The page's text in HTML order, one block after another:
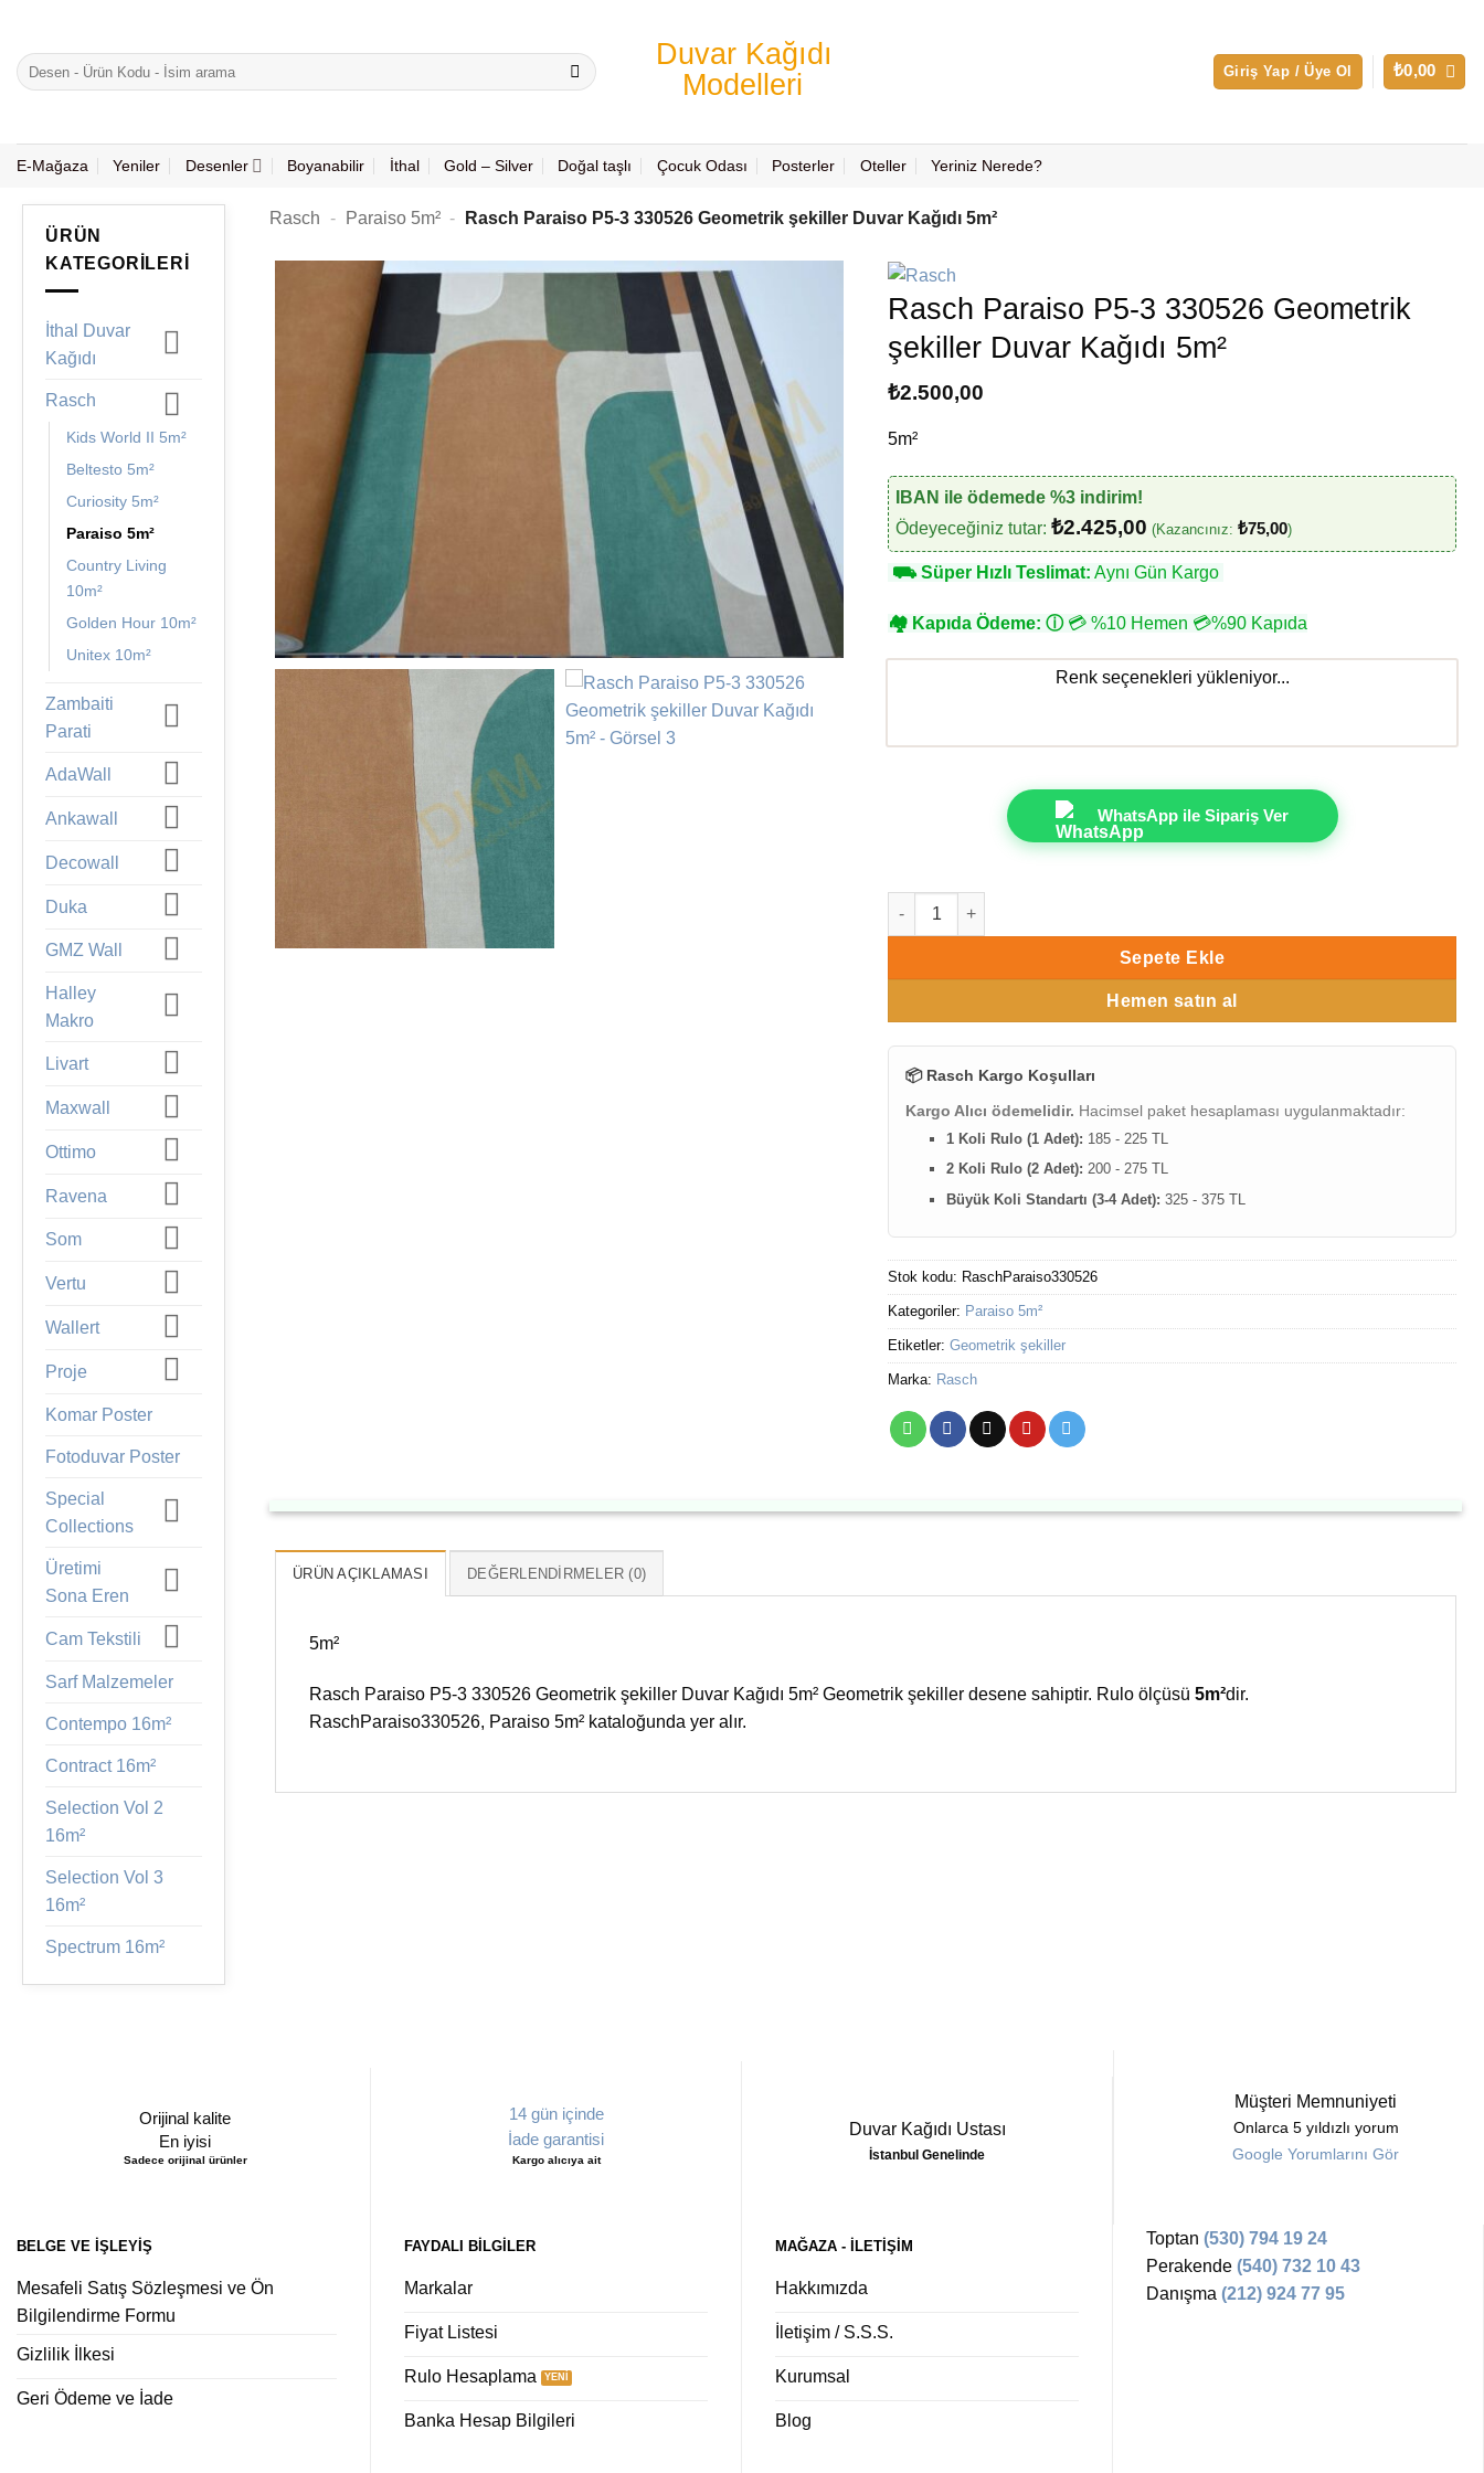
Ara:
Giriş Yap / Üye Ol ₺0,00
E-Mağaza Yeniler Desenler Boyanabilir İthal Gold – Silver Doğal taşlı Çocuk Odası Posterler Oteller Yeriniz Nerede?
ÜRÜN
KATEGORILERI
İthal Duvar
Kağıdı
Rasch
Kids World II 5m²
Beltesto 5m²
Curiosity 5m²
Paraiso 5m²
Country Living
10m²
Golden Hour 10m²
Unitex 10m²
Zambaiti
Parati
AdaWall
Ankawall
Decowall
Duka
GMZ Wall
Halley
Makro
Livart
Maxwall
Ottimo
Ravena
Som
Vertu
Wallert
Proje
Komar Poster
Fotoduvar Poster
Special
Collections
Üretimi
Sona Eren
Cam Tekstili
Sarf Malzemeler
Contempo 16m²
Contract 16m²
Selection Vol 2
16m²
Selection Vol 3
16m²
Spectrum 16m²
Rasch - Paraiso 5m² - Rasch Paraiso P5-3 330526 Geometrik şekiller Duvar Kağıdı 5m²
Rasch Paraiso P5-3 330526 Geometrik
şekiller Duvar Kağıdı 5m²
₺2.500,00
5m²
IBAN ile ödemede %3 indirim!
Ödeyeceğiniz tutar: ₺2.425,00 (Kazancınız: ₺75,00)
⛟Süper Hızlı Teslimat: Aynı Gün Kargo
🏘 Kapıda Ödeme: ⓘ💳 %10 Hemen 💳%90 Kapıda
Renk seçenekleri yükleniyor...
WhatsApp ile Sipariş Ver
Rasch Paraiso P5-3 330526 Geometrik şekiller Duvar Kağıdı 5m² adet
Sepete Ekle
Hemen satın al
📦 Rasch Kargo Koşulları
Kargo Alıcı ödemelidir. Hacimsel paket hesaplaması uygulanmaktadır:
1 Koli Rulo (1 Adet): 185 - 225 TL
2 Koli Rulo (2 Adet): 200 - 275 TL
Büyük Koli Standartı (3-4 Adet): 325 - 375 TL
Stok kodu: RaschParaiso330526
Kategoriler: Paraiso 5m²
Etiketler: Geometrik şekiller
Marka: Rasch
ÜRÜN AÇIKLAMASI DEĞERLENDIRMELER (0)
5m²
Rasch Paraiso P5-3 330526 Geometrik şekiller Duvar Kağıdı 5m² Geometrik şekiller desene sahiptir. Rulo ölçüsü 5m²dir.
RaschParaiso330526, Paraiso 5m² kataloğunda yer alır.
Orijinal kalite
En iyisi
Sadece orijinal ürünler
14 gün içinde
İade garantisi
Kargo alıcıya ait
Duvar Kağıdı Ustası
İstanbul Genelinde
Müşteri Memnuniyeti
Onlarca 5 yıldızlı yorum
Google Yorumlarını Gör
BELGE VE İŞLEYIŞ
Mesafeli Satış Sözleşmesi ve Ön
Bilgilendirme Formu
Gizlilik İlkesi
Geri Ödeme ve İade
FAYDALI BILGILER
Markalar
Fiyat Listesi
Rulo Hesaplama
Banka Hesap Bilgileri
MAĞAZA - ILETIŞIM
Hakkımızda
İletişim / S.S.S.
Kurumsal
Blog
Toptan (530) 794 19 24
Perakende (540) 732 10 43
Danışma (212) 924 77 95